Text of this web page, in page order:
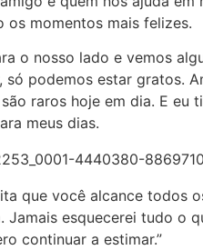
momentos mais felizes.
o nosso lado e vemos
só podemos estar gratos.
raros hoje em dia. E
meus dias.
que você alcance todos
Jamais esquecerei tudo o
continuar a estimar.”